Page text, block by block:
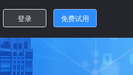
登录 免费试用